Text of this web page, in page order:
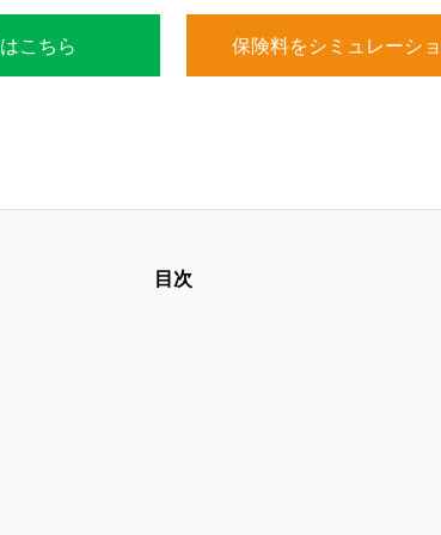
こちら 保険料をシミュレーシ
目次